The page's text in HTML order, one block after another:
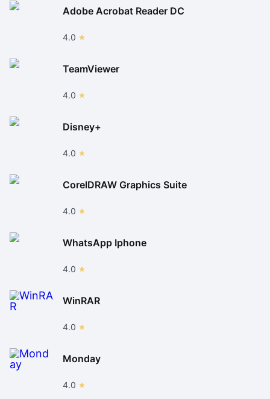
Adobe Acrobat Reader DC
4.0
TeamViewer
4.0
Disney+
4.0
CorelDRAW Graphics Suite
4.0
WhatsApp Iphone
4.0
WinRAR
4.0
Monday
4.0